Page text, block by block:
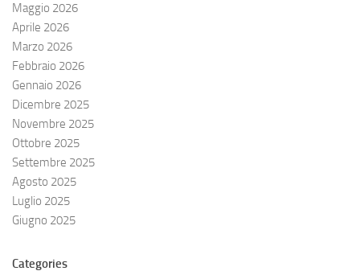
Maggio 2026
Aprile 2026
Marzo 2026
Febbraio 2026
Gennaio 2026
Dicembre 2025
Novembre 2025
Ottobre 2025
Settembre 2025
Agosto 2025
Luglio 2025
Giugno 2025
Categories